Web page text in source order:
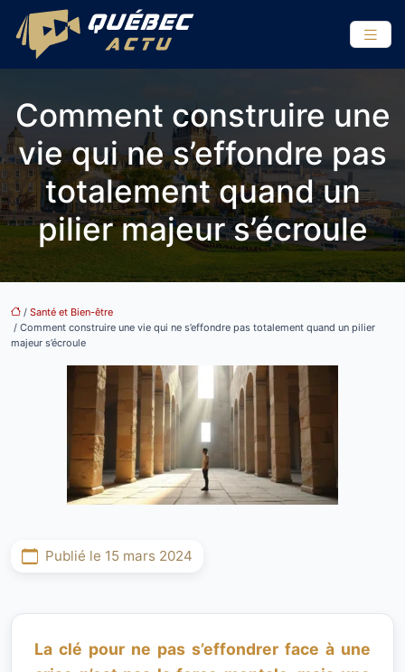
Comment construire une
vie qui ne s’effondre pas
totalement quand un
pilier majeur s’écroule
/ Santé et Bien-être
/ Comment construire une vie qui ne s’effondre pas totalement quand un pilier
majeur s’écroule
Publié le 15 mars 2024
La clé pour ne pas s’effondrer face à une